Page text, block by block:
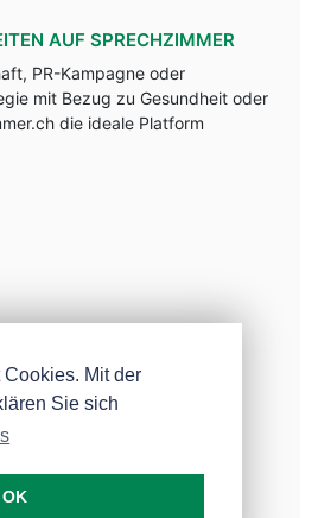
AUF SPRECHZIMMER
PR-Kampagne oder
mit Bezug zu Gesundheit oder
die ideale Platform
Mit der
Sie sich
OK